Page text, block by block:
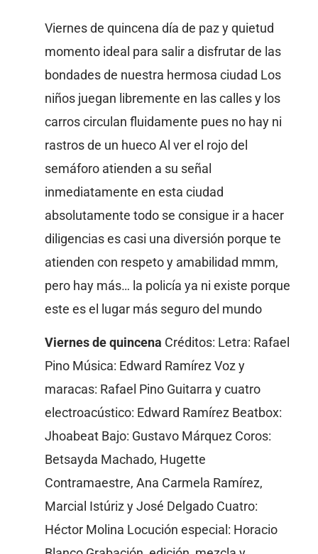
Viernes de quincena día de paz y quietud
momento ideal para salir a disfrutar de las
bondades de nuestra hermosa ciudad Los
niños juegan libremente en las calles y los
carros circulan fluidamente pues no hay ni
rastros de un hueco Al ver el rojo del
semáforo atienden a su señal
inmediatamente en esta ciudad
absolutamente todo se consigue ir a hacer
diligencias es casi una diversión porque te
atienden con respeto y amabilidad mmm,
pero hay más… la policía ya ni existe porque
este es el lugar más seguro del mundo
Viernes de quincena Créditos: Letra: Rafael
Pino Música: Edward Ramírez Voz y
maracas: Rafael Pino Guitarra y cuatro
electroacústico: Edward Ramírez Beatbox:
Jhoabeat Bajo: Gustavo Márquez Coros:
Betsayda Machado, Hugette
Contramaestre, Ana Carmela Ramírez,
Marcial Istúriz y José Delgado Cuatro:
Héctor Molina Locución especial: Horacio